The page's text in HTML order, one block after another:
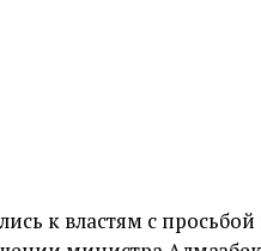
к властям с